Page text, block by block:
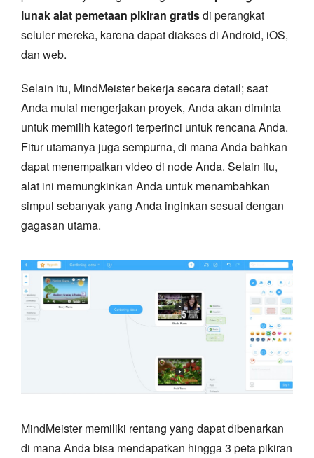
lunak alat pemetaan pikiran gratisdi perangkat
seluler mereka, karena dapat diakses di Android, iOS,
dan web.
Selain itu, MindMeister bekerja secara detail; saat
Anda mulai mengerjakan proyek, Anda akan diminta
untuk memilih kategori terperinci untuk rencana Anda.
Fitur utamanya juga sempurna, di mana Anda bahkan
dapat menempatkan video di node Anda. Selain itu,
alat ini memungkinkan Anda untuk menambahkan
simpul sebanyak yang Anda inginkan sesuai dengan
gagasan utama.
MindMeister memiliki rentang yang dapat dibenarkan
di mana Anda bisa mendapatkan hingga 3 peta pikiran